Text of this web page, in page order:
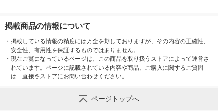
掲載商品の情報について
・ 掲載している情報の精度には万全を期しておりますが、その内容の正確性、
安全性、有用性を保証するものではありません。
・ 現在ご覧になっているページは、この商品を取り扱うストアによって運営さ
れています。ページに記載されている内容や商品、ご購入に関するご質問
は、直接各ストアにお問い合わせください。
ページトップへ